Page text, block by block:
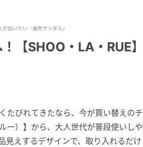
狙いたい「優秀サンダル」
【SHOO・LA・RUE】
たびれてきたなら、今が買い替えのチ
ー）】から、大人世代が普段使いしや
見えするデザインで、取り入れるだけ